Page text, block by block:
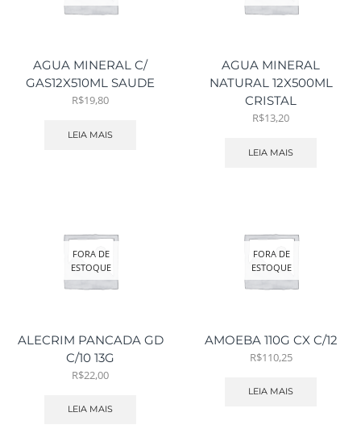
AGUA MINERAL C/
GAS12X510ML SAUDE
R$19,80
LEIA MAIS
AGUA MINERAL
NATURAL 12X500ML
CRISTAL
R$13,20
LEIA MAIS
FORA DE
ESTOQUE
ALECRIM PANCADA GD
C/10 13G
R$22,00
LEIA MAIS
FORA DE
ESTOQUE
AMOEBA 110G CX C/12
R$110,25
LEIA MAIS